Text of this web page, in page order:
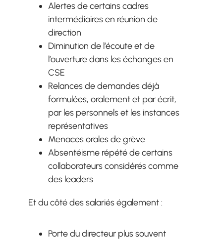
Alertes de certains cadres
intermédiaires en réunion de
direction
Diminution de l’écoute et de
l’ouverture dans les échanges en
CSE
Relances de demandes déjà
formulées, oralement et par écrit,
par les personnels et les instances
représentatives
Menaces orales de grève
Absentéisme répété de certains
collaborateurs considérés comme
des leaders
Et du côté des salariés également :
Porte du directeur plus souvent